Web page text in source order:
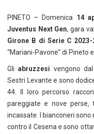
PINETO – Domenica 14
Juventus Next Gen, gara
Girone B di Serie C 2023-
“Mariani-Pavone” di Pineto
Gliabruzzesi vengono
Sestri Levante e sono
44. Il loro percorso
pareggiate e nove
incassate. I bianconeri
contro il Cesena e sono